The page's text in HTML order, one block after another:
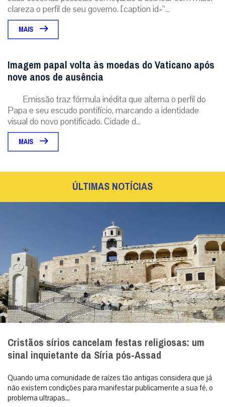
clareza o perfil de seu governo. [caption id=”...
MAIS
Imagem papal volta às moedas do Vaticano após
nove anos de ausência
Emissão traz fórmula inédita que alterna o perfil do
Papa e seu escudo pontifício, marcando a identidade
visual do novo pontificado. Cidade d...
MAIS
ÚLTIMAS NOTÍCIAS
Cristãos sírios cancelam festas religiosas: um
sinal inquietante da Síria pós-Assad
Quando uma comunidade de raízes tão antigas considera que já
não existem condições para manifestar publicamente a sua fé, o
problema ultrapas...